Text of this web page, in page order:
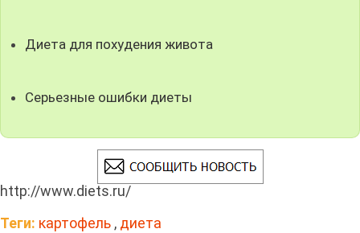
Диета для похудения живота
Серьезные ошибки диеты
http://www.diets.ru/
Теги: картофель , диета